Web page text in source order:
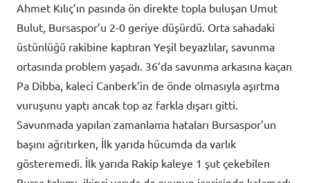
Ahmet Kılıç’ın pasında ön direkte topla buluşan Umut
Bulut, Bursaspor’u 2-0 geriye düşürdü. Orta sahadaki
üstünlüğü rakibine kaptıran Yeşil beyazlılar, savunma
ortasında problem yaşadı. 36’da savunma arkasına kaçan
Pa Dibba, kaleci Canberk’in de önde olmasıyla aşırtma
vuruşunu yaptı ancak top az farkla dışarı gitti.
Savunmada yapılan zamanlama hataları Bursaspor’un
başını ağrıtırken, İlk yarıda hücumda da varlık
gösteremedi. İlk yarıda Rakip kaleye 1 şut çekebilen